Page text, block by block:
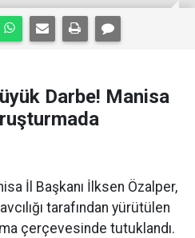
Darbe! Manisa
İl Başkanı İlksen Özalper,
tarafından yürütülen
çerçevesinde tutuklandı.